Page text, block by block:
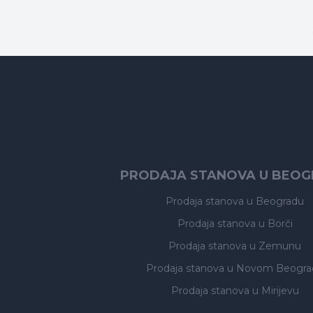
PRODAJA STANOVA U
Prodaja stanova u Beogradu
Prodaja stanova u Borči
Prodaja stanova u Zemunu
Prodaja stanova u Novom
Prodaja stanova u Mirijevu